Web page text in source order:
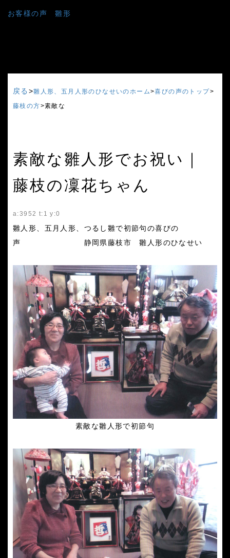
お客様の声 雛形
戻る >雛人形、五月人形のひなせいのホーム>喜びの声のトップ>
藤枝の方>素敵な
素敵な 雛人形でお祝い｜
藤枝の凜花ちゃん
a:3952 t:1 y:0
雛人形、五月人形、つるし雛で初節句の喜びの
声 静岡県藤枝市 雛人形のひなせい
素敵な雛人形で初節句